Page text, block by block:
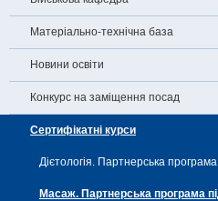
Матеріально-технічна база
Новини освіти
Конкурс на заміщення посад
Сертифікатні курси
Дієтологія. Партнерська
Масаж. Партнерська програма